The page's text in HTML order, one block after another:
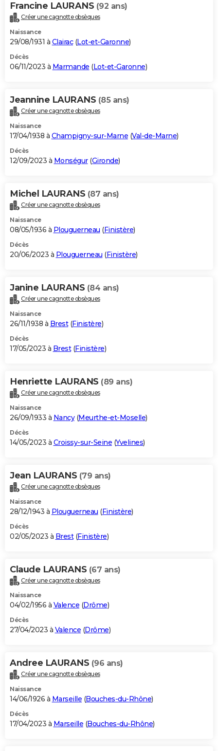
Francine LAURANS (92 ans)
Créer une cagnotte obsèques
Naissance
29/08/1931 à Clairac(Lot-et-Garonne)
Décès
06/11/2023 à Marmande (Lot-et-Garonne)
Jeannine LAURANS (85 ans)
Créer une cagnotte obsèques
Naissance
17/04/1938 à Champigny-sur-Marne (Val-de-Marne)
Décès
12/09/2023 à Monségur(Gironde)
Michel LAURANS (87 ans)
Créer une cagnotte obsèques
Naissance
08/05/1936 à Plouguerneau (Finistère)
Décès
20/06/2023 à Plouguerneau (Finistère)
Janine LAURANS (84 ans)
Créer une cagnotte obsèques
Naissance
26/11/1938 à Brest(Finistère)
Décès
17/05/2023 à Brest(Finistère)
Henriette LAURANS (89 ans)
Créer une cagnotte obsèques
Naissance
26/09/1933 à Nancy(Meurthe-et-Moselle)
Décès
14/05/2023 à Croissy-sur-Seine (Yvelines)
Jean LAURANS (79 ans)
Créer une cagnotte obsèques
Naissance
28/12/1943 à Plouguerneau (Finistère)
Décès
02/05/2023 à Brest(Finistère)
Claude LAURANS (67 ans)
Créer une cagnotte obsèques
Naissance
04/02/1956 à Valence (Drôme)
Décès
27/04/2023 à Valence (Drôme)
Andree LAURANS (96 ans)
Créer une cagnotte obsèques
Naissance
14/06/1926 à Marseille (Bouches-du-Rhône)
Décès
17/04/2023 à Marseille (Bouches-du-Rhône)